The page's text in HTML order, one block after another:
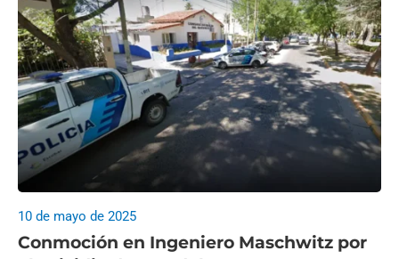
Conmoción en Ingeniero Maschwitz por
10 de mayo de 2025